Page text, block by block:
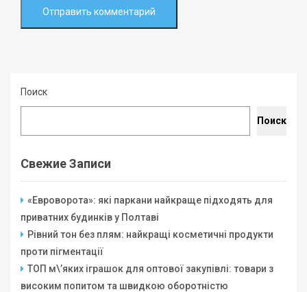
Поиск
Поиск
Свежие Записи
«Евроворота»: які паркани найкраще підходять для
приватних будинків у Полтаві
Рівний тон без плям: найкращі косметичні продукти
проти пігментації
ТОП м\’яких іграшок для оптової закупівлі: товари з
високим попитом та швидкою оборотністю